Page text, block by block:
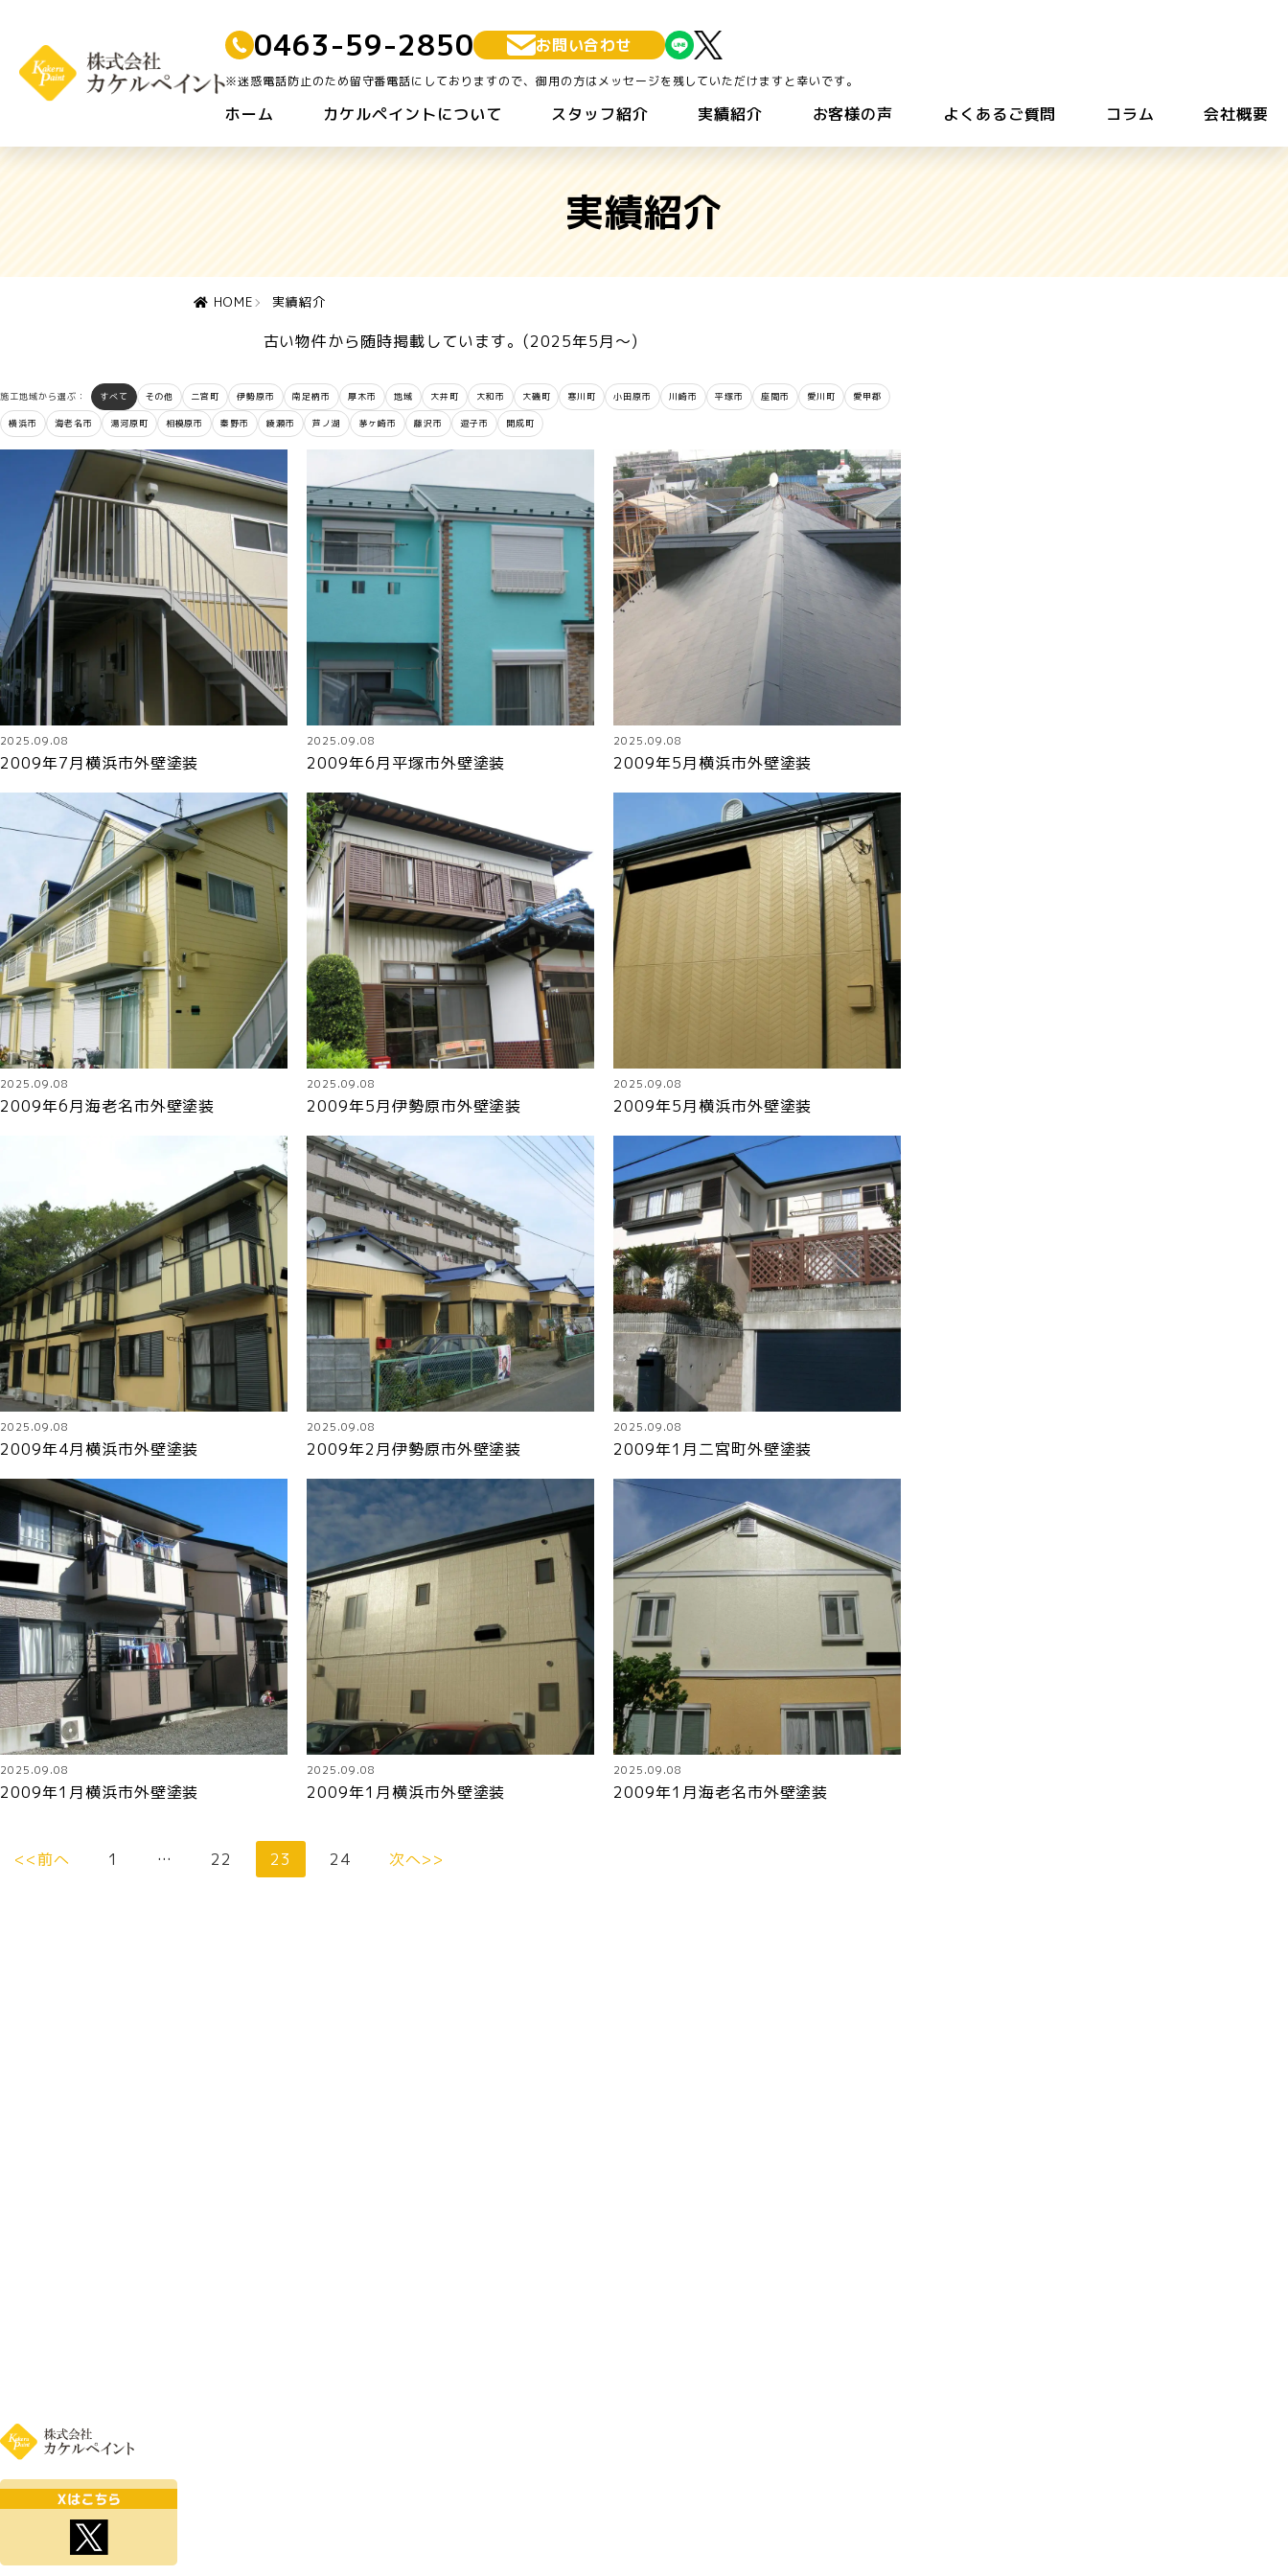
0463-59-2850 お問い合わせ
※迷惑電話防止のため留守番電話にしておりますので、御用の方はメッセージを残していただけますと幸いです。
ホーム カケルペイントについて スタッフ紹介 実績紹介 お客様の声 よくあるご質問 コラム 会社概要
実績紹介
HOME 実績紹介
古い物件から随時掲載しています。(2025年5月～)
施工地域から選ぶ： すべて その他 二宮町 伊勢原市 南足柄市 厚木市 地域 大井町 大和市 大磯町 寒川町 小田原市 川崎市 平塚市 座間市 愛川町 愛甲郡
横浜市 海老名市 湯河原町 相模原市 秦野市 綾瀬市 芦ノ湖 茅ヶ崎市 藤沢市 逗子市 開成町
2025.09.08
2009年7月横浜市外壁塗装
2025.09.08
2009年6月平塚市外壁塗装
2025.09.08
2009年5月横浜市外壁塗装
2025.09.08
2009年6月海老名市外壁塗装
2025.09.08
2009年5月伊勢原市外壁塗装
2025.09.08
2009年5月横浜市外壁塗装
2025.09.08
2009年4月横浜市外壁塗装
2025.09.08
2009年2月伊勢原市外壁塗装
2025.09.08
2009年1月二宮町外壁塗装
2025.09.08
2009年1月横浜市外壁塗装
2025.09.08
2009年1月横浜市外壁塗装
2025.09.08
2009年1月海老名市外壁塗装
<<前へ 1 … 22 23 24 次へ>>